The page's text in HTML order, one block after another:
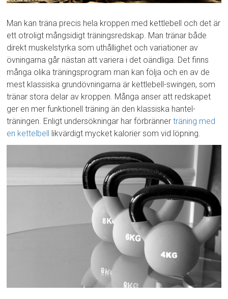
Man kan träna precis hela kroppen med kettlebell och det är
ett otroligt mångsidigt träningsredskap. Man tränar både
direkt muskelstyrka som uthållighet och variationer av
övningarna går nästan att variera i det oändliga. Det finns
många olika träningsprogram man kan följa och en av de
mest klassiska grundövningarna är kettlebell-swingen, som
tränar stora delar av kroppen. Många anser att redskapet
ger en mer funktionell träning än den klassiska hantel-
träningen. Enligt undersökningar har förbrännerträning med
en kettelbell likvärdigt mycket kalorier som vid löpning.